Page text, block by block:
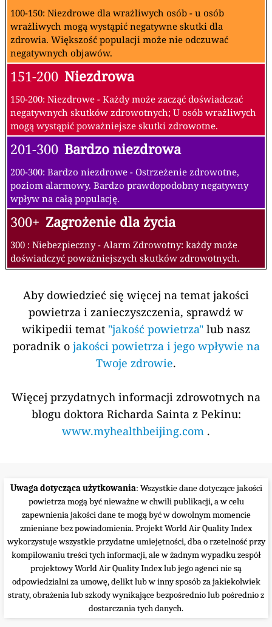
100-150: Niezdrowe dla wrażliwych osób - u osób
wrażliwych mogą wystąpić negatywne skutki dla
zdrowia. Większość populacji może nie odczuwać
negatywnych objawów.
151-200 Niezdrowa
150-200: Niezdrowe - Każdy może zacząć doświadczać
negatywnych skutków zdrowotnych; U osób wrażliwych
mogą wystąpić poważniejsze skutki zdrowotne.
201-300 Bardzo niezdrowa
200-300: Bardzo niezdrowe - Ostrzeżenie zdrowotne,
poziom alarmowy. Bardzo prawdopodobny negatywny
wpływ na całą populację.
300+ Zagrożenie dla życia
300 : Niebezpieczny - Alarm Zdrowotny: każdy może
doświadczyć poważniejszych skutków zdrowotnych.
Aby dowiedzieć się więcej na temat jakości
powietrza i zanieczyszczenia, sprawdź w
wikipedii temat "jakość powietrza" lub nasz
poradnik o jakości powietrza i jego wpływie na
Twoje zdrowie.
Więcej przydatnych informacji zdrowotnych na
blogu doktora Richarda Sainta z Pekinu:
www.myhealthbeijing.com .
Uwaga dotycząca użytkowania: Wszystkie dane dotyczące jakości
powietrza mogą być nieważne w chwili publikacji, a w celu
zapewnienia jakości dane te mogą być w dowolnym momencie
zmieniane bez powiadomienia. Projekt World Air Quality Index
wykorzystuje wszystkie przydatne umiejętności, dba o rzetelność przy
kompilowaniu treści tych informacji, ale w żadnym wypadku zespół
projektowy World Air Quality Index lub jego agenci nie są
odpowiedzialni za umowę, delikt lub w inny sposób za jakiekolwiek
straty, obrażenia lub szkody wynikające bezpośrednio lub pośrednio z
dostarczania tych danych.